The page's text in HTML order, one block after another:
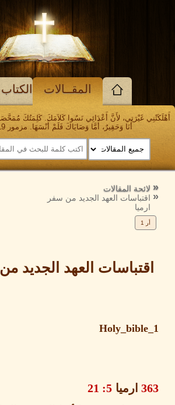
المقــالات الكتاب
غَيْرَتِي، لأَنَّ أَعْدَائِي نَسُوا كَلاَمَكَ. كَلِمَتُكَ مُمَحَّصَةٌ جِدًّا،
أَنَا وَحَقِيرٌ، أَمَّا وَصَايَاكَ فَلَمْ أَنْسَهَا. مزمور 119: 139 - 141
المقالات
الرجوع
إلى
العهد الجديد من سفر
العهد الجديد من سفر
ارميا5: 21